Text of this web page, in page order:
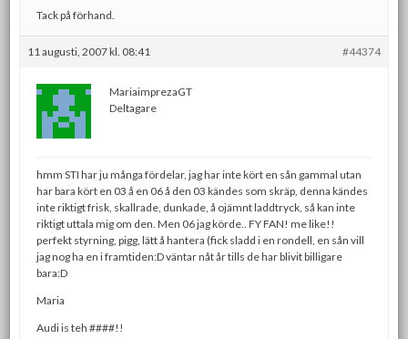
Tack på förhand.
11 augusti, 2007 kl. 08:41 #44374
MariaimprezaGT
Deltagare
hmm STI har ju många fördelar, jag har inte kört en sån gammal utan
har bara kört en 03 å en 06 å den 03 kändes som skräp, denna kändes
inte riktigt frisk, skallrade, dunkade, å ojämnt laddtryck, så kan inte
riktigt uttala mig om den. Men 06 jag körde.. FY FAN! me like!!
perfekt styrning, pigg, lätt å hantera (fick sladd i en rondell, en sån vill
jag nog ha en i framtiden:D väntar nåt år tills de har blivit billigare
bara:D
Maria
Audi is teh ####!!